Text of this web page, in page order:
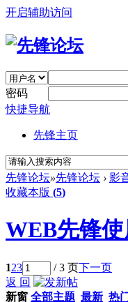
开启辅助访问
密码
快捷导航
先锋主页
先锋论坛»先锋论坛 › 影
收藏本版 (5)
WEB先锋
123 / 3 页下一页
返 回
新窗 全部主题 最新 热门